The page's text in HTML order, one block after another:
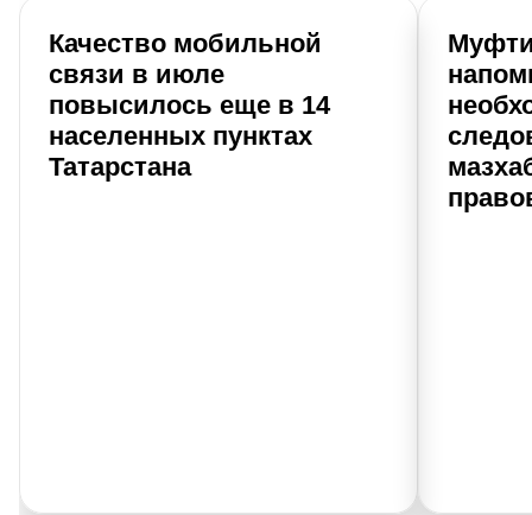
Качество мобильной
связи в июле
повысилось еще в 14
населенных пунктах
Татарстана